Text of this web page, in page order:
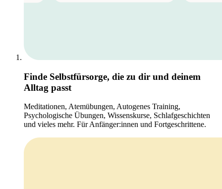
Finde Selbstfürsorge, die zu dir und deinem
Alltag passt
Meditationen, Atemübungen, Autogenes Training,
Psychologische Übungen, Wissenskurse, Schlafgeschichten
und vieles mehr. Für Anfänger:innen und Fortgeschrittene.